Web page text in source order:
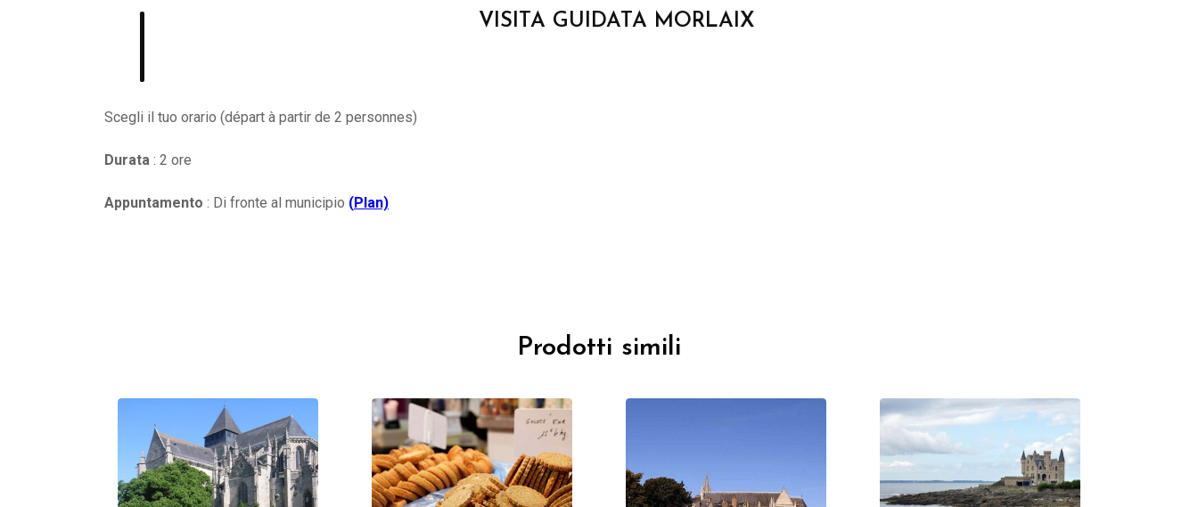
VISITA GUIDATA MORLAIX
Scegli il tuo orario (départ à partir de 2 personnes)
Durata : 2 ore
Appuntamento : Di fronte al municipio (Plan)
Prodotti simili